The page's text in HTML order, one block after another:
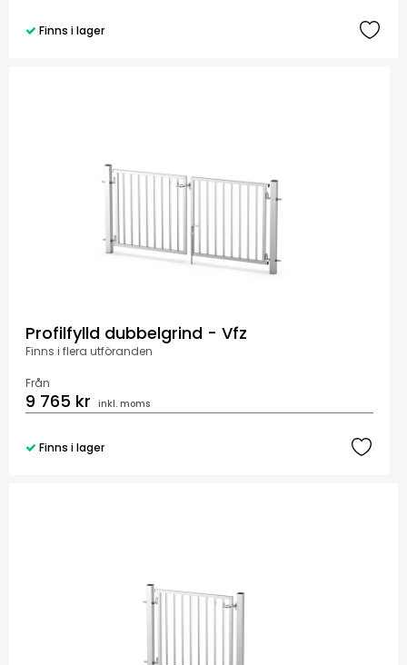
Finns i lager
Profilfylld dubbelgrind - Vfz
Finns i flera utföranden
Från
9 765 kr inkl. moms
Finns i lager